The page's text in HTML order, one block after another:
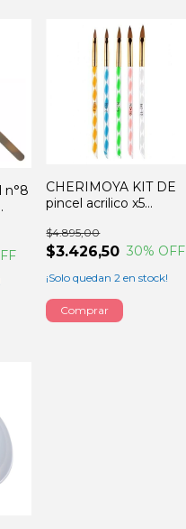
n°8
CHERIMOYA KIT DE
pincel acrilico x5
$3.426,50
$4.895,00
30% OFF
¡Solo quedan2 en stock!